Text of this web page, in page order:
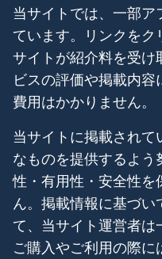
当サイトでは、一部ア
ています。リンクをク
サイトが紹介料を受け
ビスの評価や掲載内
費用はかかりません。
当サイトに掲載され
なものを提供するよ
性・有用性・安全性を
ん。掲載情報に基づ
て、当サイト運営者は
ご購入やご利用の際